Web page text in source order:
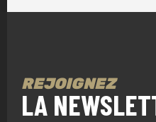
REJOIGNEZ
LA